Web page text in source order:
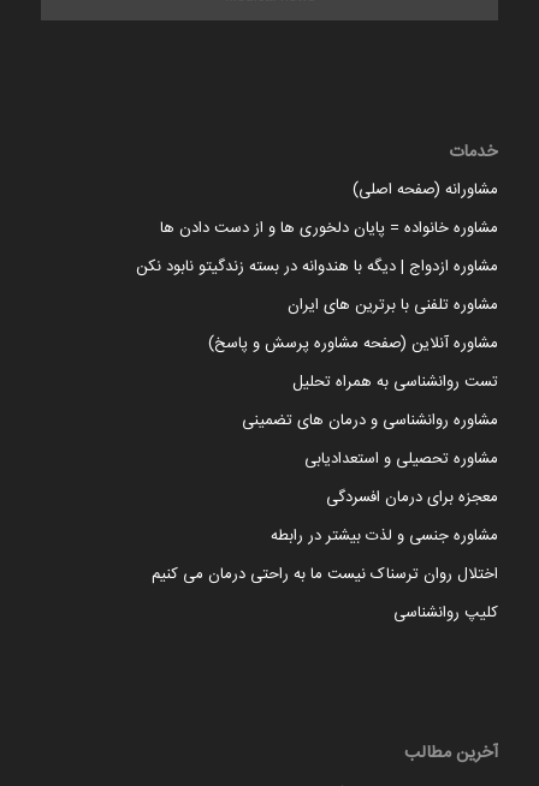
خدمات
مشاورانه (صفحه اصلی)
مشاوره خانواده = پایان دلخوری ها و از دست دادن ها
مشاوره ازدواج | دیگه با هندوانه در بسته زندگیتو نابود نکن
مشاوره تلفنی با برترین های ایران
مشاوره آنلاین (صفحه مشاوره پرسش و پاسخ)
تست روانشناسی به همراه تحلیل
مشاوره روانشناسی و درمان های تضمینی
مشاوره تحصیلی و استعدادیابی
معجزه برای درمان افسردگی
مشاوره جنسی و لذت بیشتر در رابطه
اختلال روان ترسناک نیست ما به راحتی درمان می کنیم
کلیپ روانشناسی
آخرین مطالب